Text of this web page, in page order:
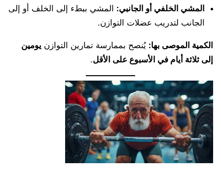
المشي الخلفي أو الجانبي: المشي ببطء إلى الخلف أو إلى
الجانب لتدريب عضلات التوازن.
الكمية الموصى بها: يُنصح بممارسة تمارين التوازن يومين
إلى ثلاثة أيام في الأسبوع على الأقل.